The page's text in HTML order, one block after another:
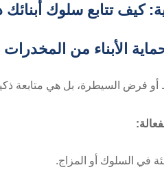
كيف تتابع سلوك
الأبناء من المخدرات
أو فرض السيطرة، بل هي متابعة
في السلوك أو المزاج.